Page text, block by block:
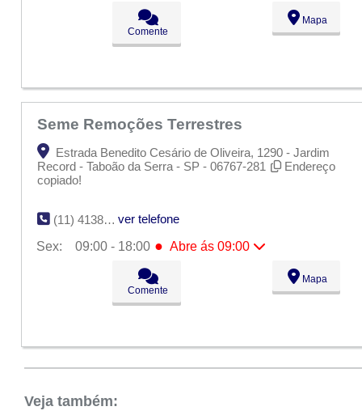
09:00 - 18:00
09:00 - 18:00
09:00 - 18:00
Comente
Mapa
Seme Remoções Terrestres
Estrada Benedito Cesário de Oliveira, 1290 - Jardim
Record - Taboão da Serra - SP - 06767-281
Endereço
copiado!
(11) 4138-5667
ver telefone
Sex:
09:00 - 18:00 ● Abre ás 09:00
09:00 - 18:00
09:00 - 18:00
09:00 - 18:00
Comente
Mapa
Veja também: